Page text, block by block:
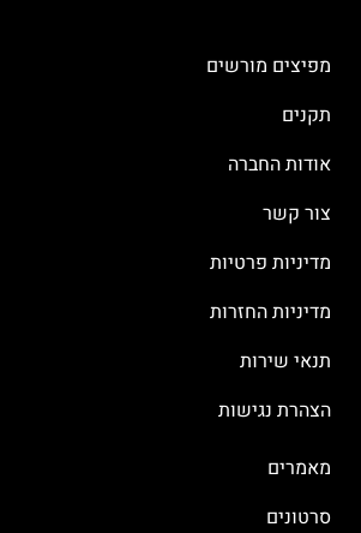
מפיצים מורשים
תקנים
אודות החברה
צור קשר
מדיניות פרטיות
מדיניות החזרות
תנאי שירות
הצהרת נגישות
מאמרים
סרטונים